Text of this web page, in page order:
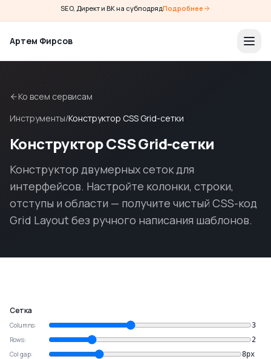
SEO, Директ и ВК на субподрядПодробнее
Артем Фирсов
Ко всем сервисам
Инструменты/Конструктор CSS Grid-сетки
Конструктор CSS Grid-сетки
Конструктор двумерных сеток для
интерфейсов. Настройте колонки, строки,
отступы и области — получите чистый CSS-код
Grid Layout без ручного написания шаблонов.
Сетка
Columns:
3
Rows:
2
Col gap:
8px